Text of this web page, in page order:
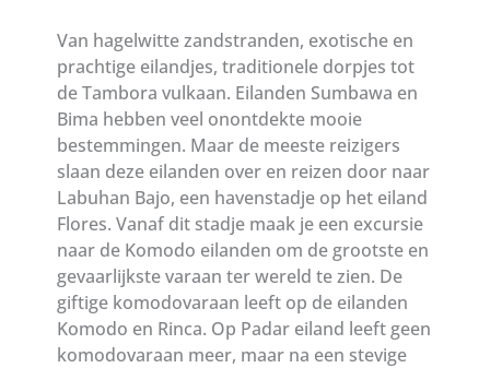
Van hagelwitte zandstranden, exotische en
prachtige eilandjes, traditionele dorpjes tot
de Tambora vulkaan. Eilanden Sumbawa en
Bima hebben veel onontdekte mooie
bestemmingen. Maar de meeste reizigers
slaan deze eilanden over en reizen door naar
Labuhan Bajo, een havenstadje op het eiland
Flores. Vanaf dit stadje maak je een excursie
naar de Komodo eilanden om de grootste en
gevaarlijkste varaan ter wereld te zien. De
giftige komodovaraan leeft op de eilanden
Komodo en Rinca. Op Padar eiland leeft geen
komodovaraan meer, maar na een stevige